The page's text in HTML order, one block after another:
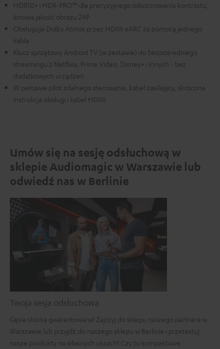
HDR10+ i HDR-PRO™ dla precyzyjnego odwzorowania kontrastu,
kinowa jakość obrazu 24P
Obsługuje Dolby Atmos przez HDMI eARC za pomocą jednego
kabla
Klucz sprzętowy Android TV (w zestawie) do bezpośredniego
streamingu z Netflixa, Prime Video, Disney+ i innych - bez
dodatkowych urządzeń
W zestawie pilot zdalnego sterowania, kabel zasilający, skrócona
instrukcja obsługi i kabel HDMI
Umów się na sesję odsłuchową w
sklepie Audiomagic w Warszawie lub
odwiedź nas w Berlinie
Twoja sesja odsłuchowa
Gęsia skórka gwarantowana! Zajrzyj do sklepu naszego partnera w
Warszawie lub przyjdź do naszego sklepu w Berlinie i przetestuj
nasze produkty na własnych uszach! Czy to kompaktowe